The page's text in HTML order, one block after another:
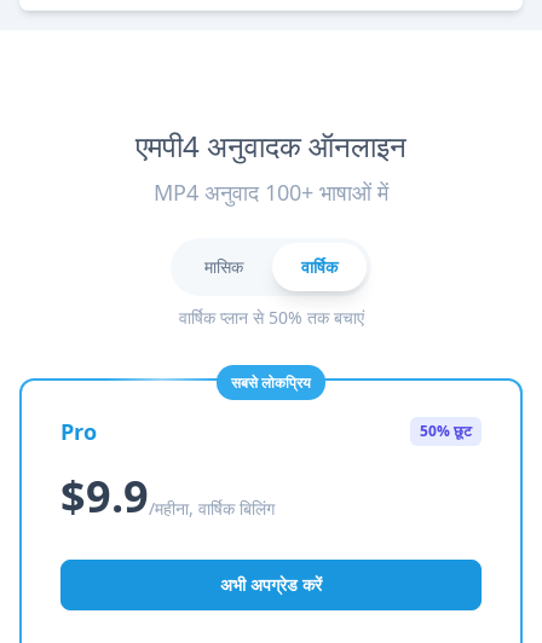
एमपी4 अनुवादक ऑनलाइन
MP4 अनुवाद 100+ भाषाओं में
मासिक वार्षिक
वार्षिक प्लान से 50% तक बचाएं
सबसे लोकप्रिय
Pro 50% छूट
$9.9/महीना, वार्षिक बिलिंग
अभी अपग्रेड करें